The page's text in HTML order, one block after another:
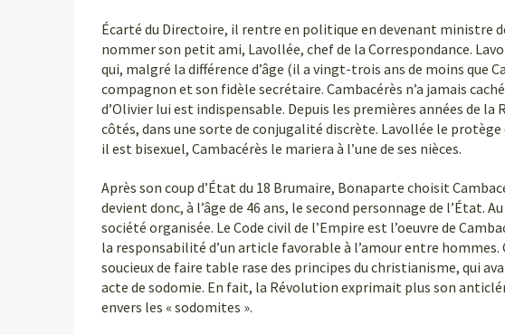
Écarté du Directoire, il rentre en politique en devenant ministre
nommer son petit ami, Lavollée, chef de la Correspondance.
qui, malgré la différence d’âge (il a vingt-trois ans de moins que
compagnon et son fidèle secrétaire. Cambacérès n’a jamais
d’Olivier lui est indispensable. Depuis les premières années de la
côtés, dans une sorte de conjugalité discrète. Lavollée le
il est bisexuel, Cambacérès le mariera à l’une de ses nièces.
Après son coup d’État du 18 Brumaire, Bonaparte choisit
devient donc, à l’âge de 46 ans, le second personnage de l’État.
société organisée. Le Code civil de l’Empire est l’oeuvre de
la responsabilité d’un article favorable à l’amour entre hommes.
soucieux de faire table rase des principes du christianisme, qui
acte de sodomie. En fait, la Révolution exprimait plus son
envers les « sodomites ».